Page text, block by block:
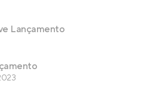
Lançamento